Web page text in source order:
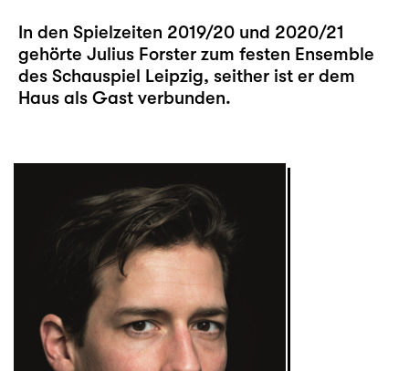
In den Spielzeiten 2019/20 und 2020/21
gehörte Julius Forster zum festen Ensemble
des Schauspiel Leipzig, seither ist er dem
Haus als Gast verbunden.